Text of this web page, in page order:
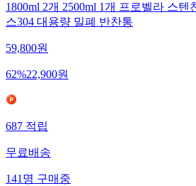
1800ml 2개 2500ml 1개 프로벨라 스텐
스304 대용량 밀폐 반찬통
59,800원
62%22,900원
687 적립
무료배송
141 명 구매중